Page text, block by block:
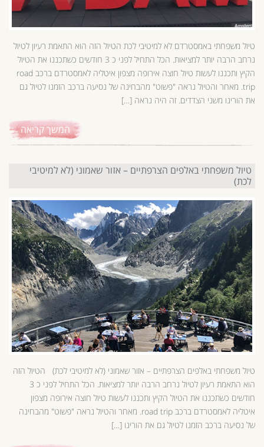
טיול משפחתי באמסטרדם לא למיטיבי לכת הטיול הזה הוא התאמת רעיון לטיול
נרחב הרבה יותר למציאות. הכל התחיל לפני כ 3 חודשים כשתכננו את הטיול
הקיץ ותכננו לעשות טיול חוצה אירופה מצפון איטליה לאמסטרדם ברכב road
trip. מאחר והטיול נראה "פשוט" מהבחינה של נסיעה ברכב הזמנו לטיול גם
את הורינו משני הצדדים. זה היה נראה […]
המשך קריאה
טיול משפחתי באלפים הצרפתיים – אזור שאמוני (לא למיטיבי
לכת)
טיול משפחתי באלפים הצרפתיים – אזור שאמוני (לא למיטיבי לכת) הטיול הזה
הוא התאמת רעיון לטיול נרחב הרבה יותר למציאות. הכל התחיל לפני כ 3
חודשים כשתכננו את הטיול הקיץ ותכננו לעשות טיול חוצה אירופה מצפון
איטליה לאמסטרדם ברכב road trip. מאחר והטיול נראה "פשוט" מהבחינה
של נסיעה ברכב הזמנו לטיול גם את הורינו […]